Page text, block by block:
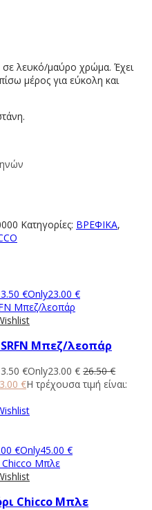
λευκό/μαύρο χρώμα. Έχει
μέρος για εύκολη και
Κατηγορίες: ΒΡΕΦΙΚΑ,
3.50 €Only23.00 €
Μπεζ/λεοπάρ
3.50 €Only23.00 € 26.50€
€Η τρέχουσα τιμή είναι:
€Only45.00 €
Chicco Μπλε